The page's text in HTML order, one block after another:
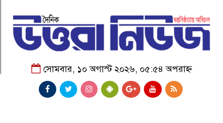
সোমবার, ১০ অগাস্ট ২০২৬, ০৫:৫৪ অপরাহ্ন